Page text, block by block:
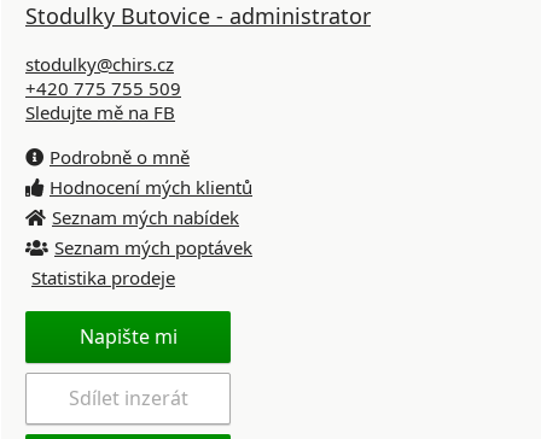
Stodulky Butovice - administrator
stodulky@chirs.cz
+420 775 755 509
Sledujte mě na FB
Podrobně o mně
Hodnocení mých klientů
Seznam mých nabídek
Seznam mých poptávek
Statistika prodeje
Napište mi
Sdílet inzerát